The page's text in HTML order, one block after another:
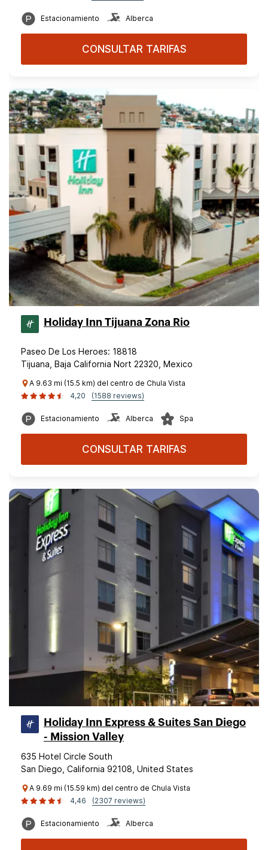
Estacionamiento Alberca
CONSULTAR TARIFAS
Holiday Inn Tijuana Zona Rio
Paseo De Los Heroes: 18818
Tijuana, Baja California Nort 22320, Mexico
A 9.63 mi (15.5 km) del centro de Chula Vista
4,20
(1588 reviews)
Estacionamiento Alberca Spa
CONSULTAR TARIFAS
Holiday Inn Express & Suites San Diego
- Mission Valley
635 Hotel Circle South
San Diego, California 92108, United States
A 9.69 mi (15.59 km) del centro de Chula Vista
4,46
(2307 reviews)
Estacionamiento Alberca